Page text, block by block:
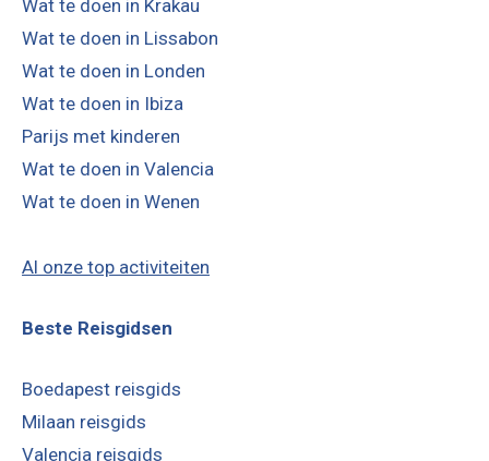
Wat te doen in Krakau
Wat te doen in Lissabon
Wat te doen in Londen
Wat te doen in Ibiza
Parijs met kinderen
Wat te doen in Valencia
Wat te doen in Wenen
Al onze top activiteiten
Beste Reisgidsen
Boedapest reisgids
Milaan reisgids
Valencia reisgids